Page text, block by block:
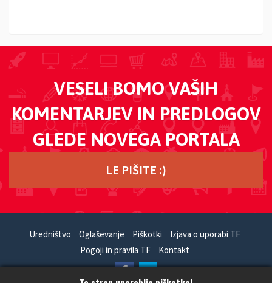
VESELI BOMO VAŠIH
KOMENTARJEV IN PREDLOGOV
GLEDE NOVEGA PORTALA
LE PIŠITE :)
Uredništvo Oglaševanje Piškotki
Izjava o uporabi TF
Pogoji in pravila TF
Kontakt